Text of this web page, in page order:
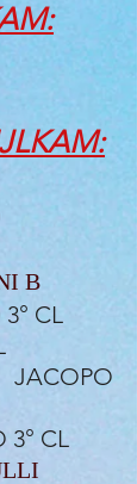
B
CL
3° CL